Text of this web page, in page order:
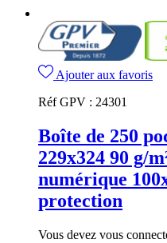
Ajouter aux favoris
Réf GPV : 24301
Boîte de 250
229x324 90 g/
numérique
protection
Vous devez vous